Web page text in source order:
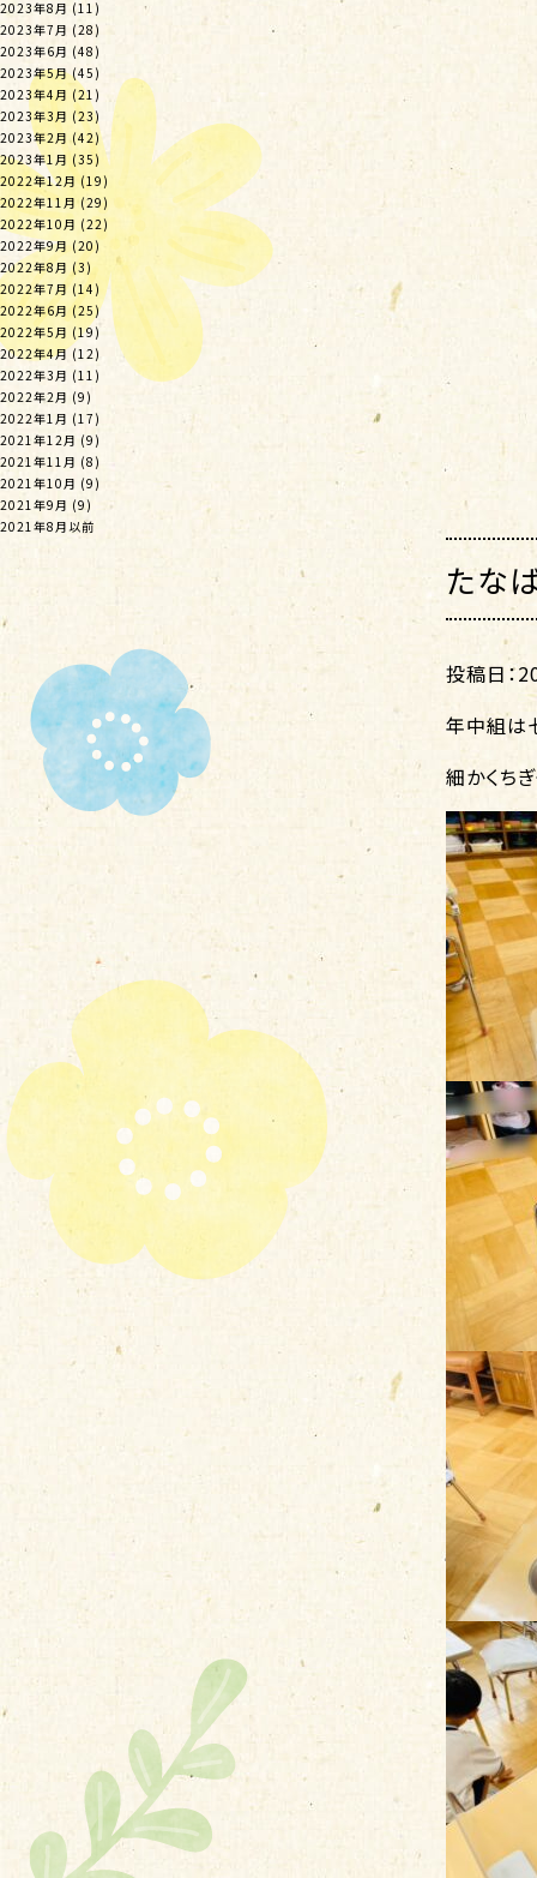
2023年8月 (11)
2023年7月 (28)
2023年6月 (48)
2023年5月(45)
2023年4月 (21)
2023年3月 (23)
2023年2月 (42)
2023年1月 (35)
2022年12月 (19)
2022年11月 (29)
2022年10月 (22)
2022年9月 (20)
2022年8月 (3)
2022年7月(14)
2022年6月 (25)
2022年5月 (19)
2022年4月(12)
2022年3月 (11)
2022年2月 (9)
2022年1月 (17)
2021年12月 (9)
2021年11月 (8)
2021年10月 (9)
2021年9月 (9)
2021年8月以前
たな
投稿日：
年中組は
細かくちぎ